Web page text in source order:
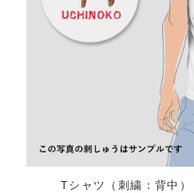
Tシャツ（刺繍：背中